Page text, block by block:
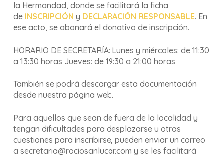
la Hermandad, donde se facilitará la ficha
de INSCRIPCIÓN y DECLARACIÓN RESPONSABLE. En
ese acto, se abonará el donativo de inscripción.
HORARIO DE SECRETARÍA: Lunes y miércoles: de 11:30
a 13:30 horas Jueves: de 19:30 a 21:00 horas
También se podrá descargar esta documentación
desde nuestra página web.
Para aquellos que sean de fuera de la localidad y
tengan dificultades para desplazarse u otras
cuestiones para inscribirse, pueden enviar un correo
a secretaria@rociosanlucar.com y se les facilitará